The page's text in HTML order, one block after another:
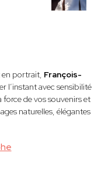
en portrait, François-
l’instant avec sensibilité
de vos souvenirs et
naturelles, élégantes